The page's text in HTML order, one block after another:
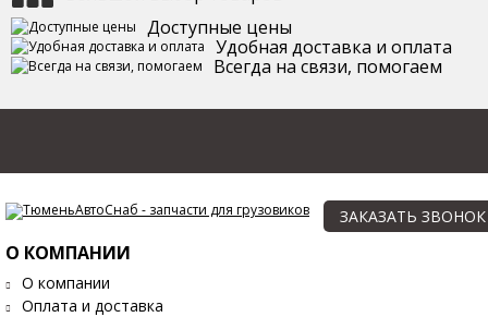
Доступные цены
Удобная доставка и оплата
Всегда на связи, помогаем
ЗАКАЗАТЬ ЗВОНОК
О КОМПАНИИ
О компании
Оплата и доставка